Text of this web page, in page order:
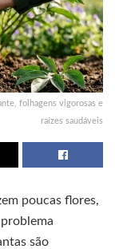
folhagens vigorosas e
raízes saudáveis
poucas flores,
são